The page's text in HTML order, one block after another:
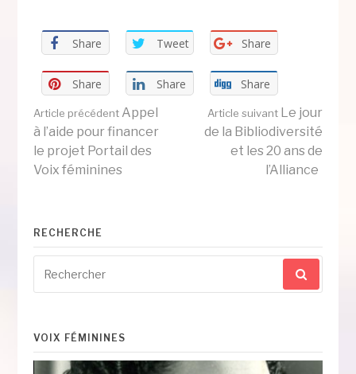
Share Tweet Share
Share Share Share
Lire
la
suite
Article précédent Appel
à l’aide pour financer
le projet Portail des
Voix féminines
Article suivantLe jour
de la Bibliodiversité
et les 20 ans de
l’Alliance
RECHERCHE
pour
:
VOIX FÉMININES